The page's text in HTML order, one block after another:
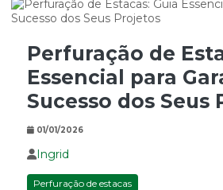
Perfuração de
Essencial para
Sucesso dos Seus
01/01/2026
Ingrid
Perfuração de estacas